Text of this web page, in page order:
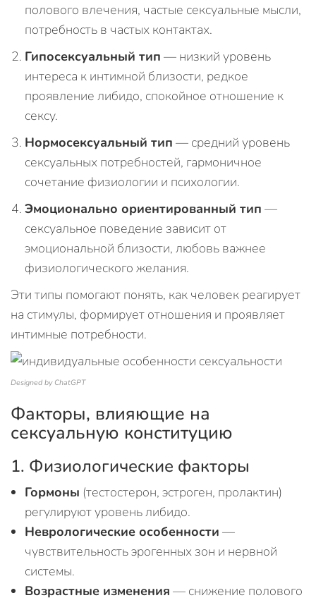
полового влечения, частые сексуальные мысли,
потребность в частых контактах.
Гипосексуальный тип — низкий уровень
интереса к интимной близости, редкое
проявление либидо, спокойное отношение к
сексу.
Нормосексуальный тип — средний уровень
сексуальных потребностей, гармоничное
сочетание физиологии и психологии.
Эмоционально ориентированный тип —
сексуальное поведение зависит от
эмоциональной близости, любовь важнее
физиологического желания.
Эти типы помогают понять, как человек реагирует
на стимулы, формирует отношения и проявляет
интимные потребности.
Designed by ChatGPT
Факторы, влияющие на
сексуальную конституцию
1. Физиологические факторы
Гормоны (тестостерон, эстроген, пролактин)
регулируют уровень либидо.
Неврологические особенности —
чувствительность эрогенных зон и нервной
системы.
Возрастные изменения — снижение полового